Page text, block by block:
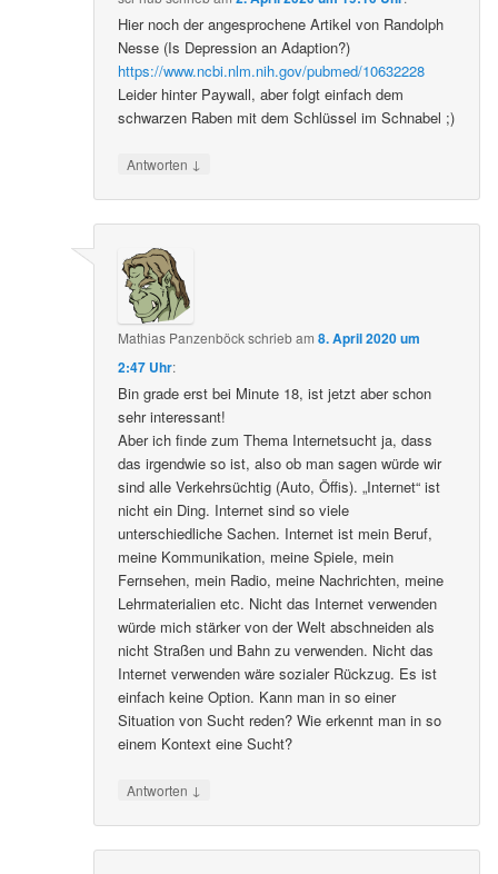
Hier noch der angesprochene Artikel von Randolph
Nesse (Is Depression an Adaption?)
https://www.ncbi.nlm.nih.gov/pubmed/10632228
Leider hinter Paywall, aber folgt einfach dem
schwarzen Raben mit dem Schlüssel im Schnabel ;)
Antworten ↓
Mathias Panzenböckschriebam8. April 2020 um
2:47 Uhr:
Bin grade erst bei Minute 18, ist jetzt aber schon
sehr interessant!
Aber ich finde zum Thema Internetsucht ja, dass
das irgendwie so ist, also ob man sagen würde wir
sind alle Verkehrsüchtig (Auto, Öffis). „Internet“ ist
nicht ein Ding. Internet sind so viele
unterschiedliche Sachen. Internet ist mein Beruf,
meine Kommunikation, meine Spiele, mein
Fernsehen, mein Radio, meine Nachrichten, meine
Lehrmaterialien etc. Nicht das Internet verwenden
würde mich stärker von der Welt abschneiden als
nicht Straßen und Bahn zu verwenden. Nicht das
Internet verwenden wäre sozialer Rückzug. Es ist
einfach keine Option. Kann man in so einer
Situation von Sucht reden? Wie erkennt man in so
einem Kontext eine Sucht?
Antworten ↓